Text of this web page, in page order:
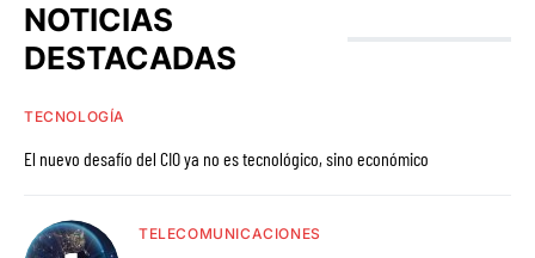
NOTICIAS
DESTACADAS
TECNOLOGÍA
El nuevo desafío del CIO ya no es tecnológico, sino económico
TELECOMUNICACIONES